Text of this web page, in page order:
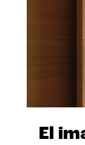
El